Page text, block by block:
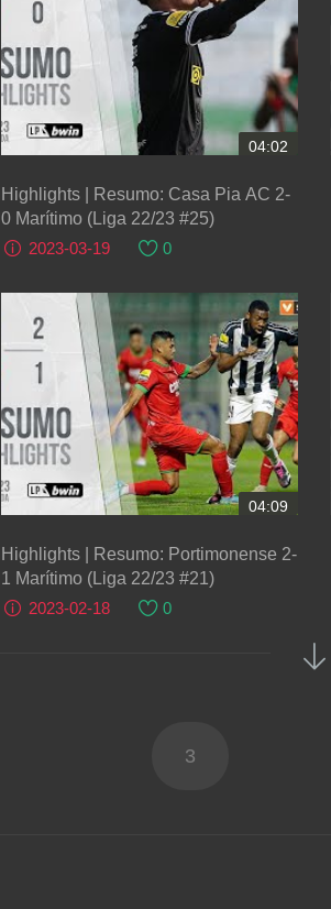
04:02
Highlights | Resumo: Casa Pia AC 2-
0 Marítimo (Liga 22/23 #25)
2023-03-19
0
04:09
Highlights | Resumo: Portimonense 2-
1 Marítimo (Liga 22/23 #21)
2023-02-18
0
3